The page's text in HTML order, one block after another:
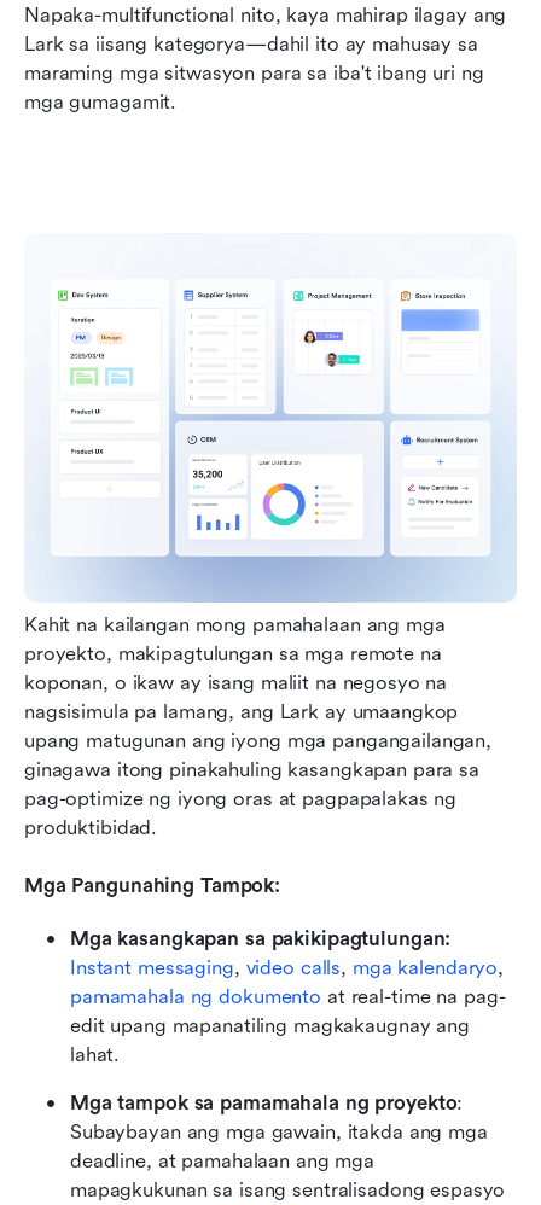
Napaka-multifunctional nito, kaya mahirap ilagay ang
Lark sa iisang kategorya—dahil ito ay mahusay sa
maraming mga sitwasyon para sa iba't ibang uri ng
mga gumagamit.
Kahit na kailangan mong pamahalaan ang mga
proyekto, makipagtulungan sa mga remote na
koponan, o ikaw ay isang maliit na negosyo na
nagsisimula pa lamang, ang Lark ay umaangkop
upang matugunan ang iyong mga pangangailangan,
ginagawa itong pinakahuling kasangkapan para sa
pag-optimize ng iyong oras at pagpapalakas ng
produktibidad.
Mga Pangunahing Tampok:
Mga kasangkapan sa pakikipagtulungan:
Instant messaging, video calls, mga kalendaryo
pamamahala ng dokumento at real-time na pag-
edit upang mapanatiling magkakaugnay ang
lahat.
Mga tampok sa pamamahala ng proyekto:
Subaybayan ang mga gawain, itakda ang mga
deadline, at pamahalaan ang mga
mapagkukunan sa isang sentralisadong espasyo